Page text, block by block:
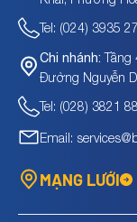
Tel: (024) 3935
Chi nhánh: Tầng
Đường Nguyễn
Tel: (028) 3821
Email:
MẠNG LƯỚI